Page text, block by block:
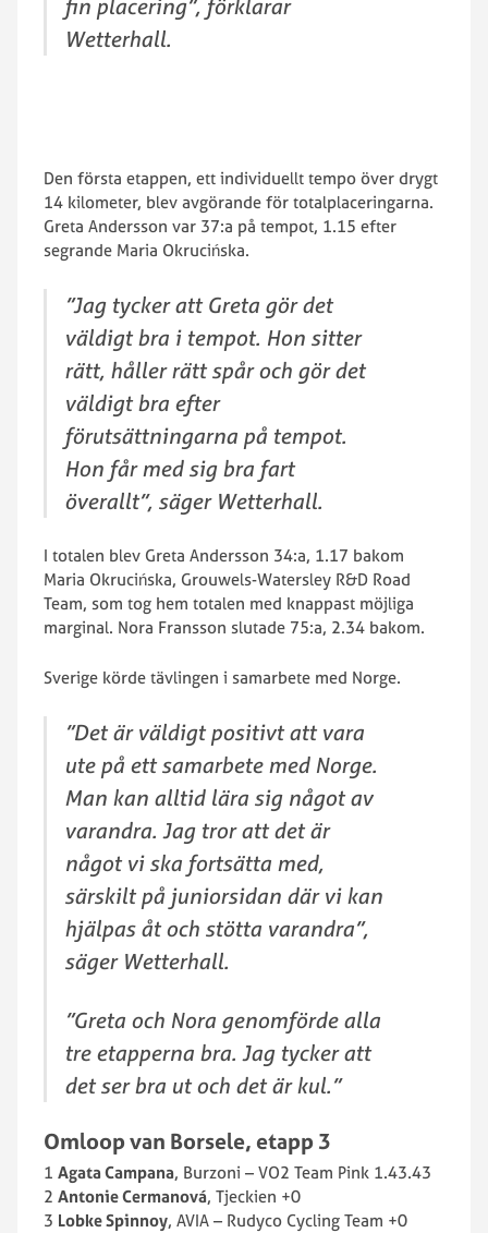
fin placering”, förklarar
Wetterhall.
Den första etappen, ett individuellt tempo över drygt
14 kilometer, blev avgörande för totalplaceringarna.
Greta Andersson var 37:a på tempot, 1.15 efter
segrande Maria Okrucińska.
”Jag tycker att Greta gör det
väldigt bra i tempot. Hon sitter
rätt, håller rätt spår och gör det
väldigt bra efter
förutsättningarna på tempot.
Hon får med sig bra fart
överallt”, säger Wetterhall.
I totalen blev Greta Andersson 34:a, 1.17 bakom
Maria Okrucińska, Grouwels-Watersley R&D Road
Team, som tog hem totalen med knappast möjliga
marginal. Nora Fransson slutade 75:a, 2.34 bakom.
Sverige körde tävlingen i samarbete med Norge.
”Det är väldigt positivt att vara
ute på ett samarbete med Norge.
Man kan alltid lära sig något av
varandra. Jag tror att det är
något vi ska fortsätta med,
särskilt på juniorsidan där vi kan
hjälpas åt och stötta varandra”,
säger Wetterhall.
”Greta och Nora genomförde alla
tre etapperna bra. Jag tycker att
det ser bra ut och det är kul.”
Omloop van Borsele, etapp 3
1 Agata Campana, Burzoni – VO2 Team Pink 1.43.43
2 Antonie Cermanová, Tjeckien +0
3 Lobke Spinnoy, AVIA – Rudyco Cycling Team +0